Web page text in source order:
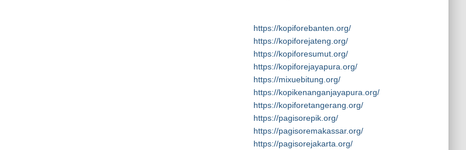
https://kopiforebanten.org/
https://kopiforejateng.org/
https://kopiforesumut.org/
https://kopiforejayapura.org/
https://mixuebitung.org/
https://kopikenanganjayapura.org/
https://kopiforetangerang.org/
https://pagisorepik.org/
https://pagisoremakassar.org/
https://pagisorejakarta.org/